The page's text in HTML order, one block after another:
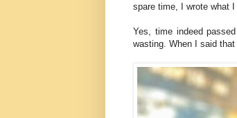
spare time, I wrote what
Yes, time indeed
wasting. When I said